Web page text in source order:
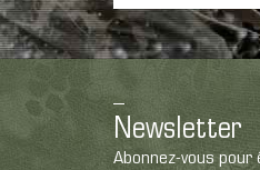
Newsletter
Abonnez-vous